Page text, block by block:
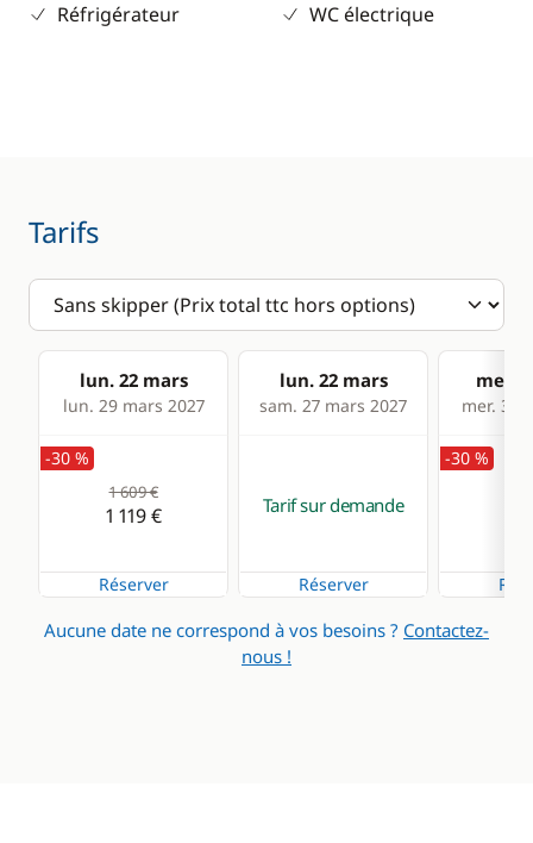
Réfrigérateur
WC électrique
Tarifs
lun. 22 mars
lun. 29 mars 2027
lun. 22 mars
sam. 27 mars 2027
mer.
mer. 31
-30 %
1 609 €
1 119 €
Réserver
Tarif sur demande
Réserver
-30 %
Aucune date ne correspond à vos besoins ? Contactez-
nous !